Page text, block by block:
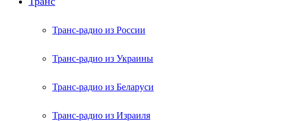
Транс-радио из России
Транс-радио из Украины
Транс-радио из Беларуси
Транс-радио из Израиля